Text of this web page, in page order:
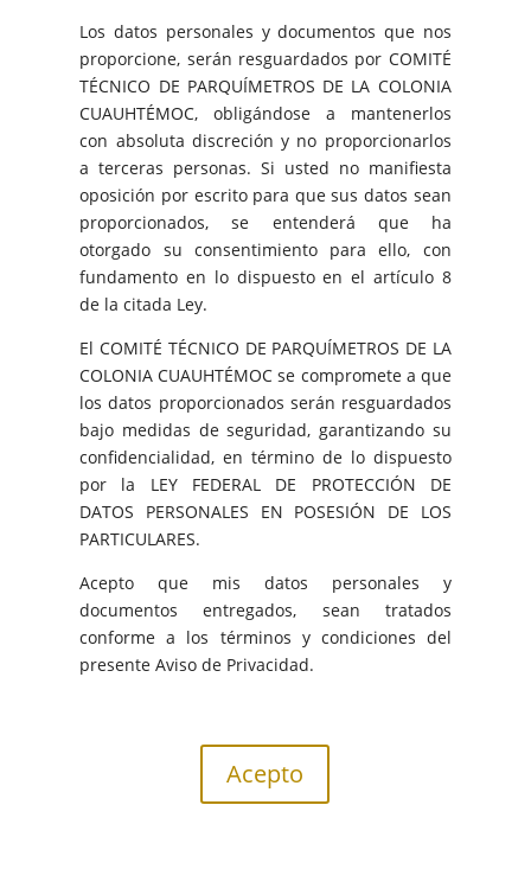
Los datos personales y documentos que nos
proporcione, serán resguardados por COMITÉ
TÉCNICO DE PARQUÍMETROS DE LA COLONIA
CUAUHTÉMOC, obligándose a mantenerlos
con absoluta discreción y no proporcionarlos
a terceras personas. Si usted no manifiesta
oposición por escrito para que sus datos sean
proporcionados, se entenderá que ha
otorgado su consentimiento para ello, con
fundamento en lo dispuesto en el artículo 8
de la citada Ley.
El COMITÉ TÉCNICO DE PARQUÍMETROS DE LA
COLONIA CUAUHTÉMOC se compromete a que
los datos proporcionados serán resguardados
bajo medidas de seguridad, garantizando su
confidencialidad, en término de lo dispuesto
por la LEY FEDERAL DE PROTECCIÓN DE
DATOS PERSONALES EN POSESIÓN DE LOS
PARTICULARES.
Acepto que mis datos personales y
documentos entregados, sean tratados
conforme a los términos y condiciones del
presente Aviso de Privacidad.
Acepto